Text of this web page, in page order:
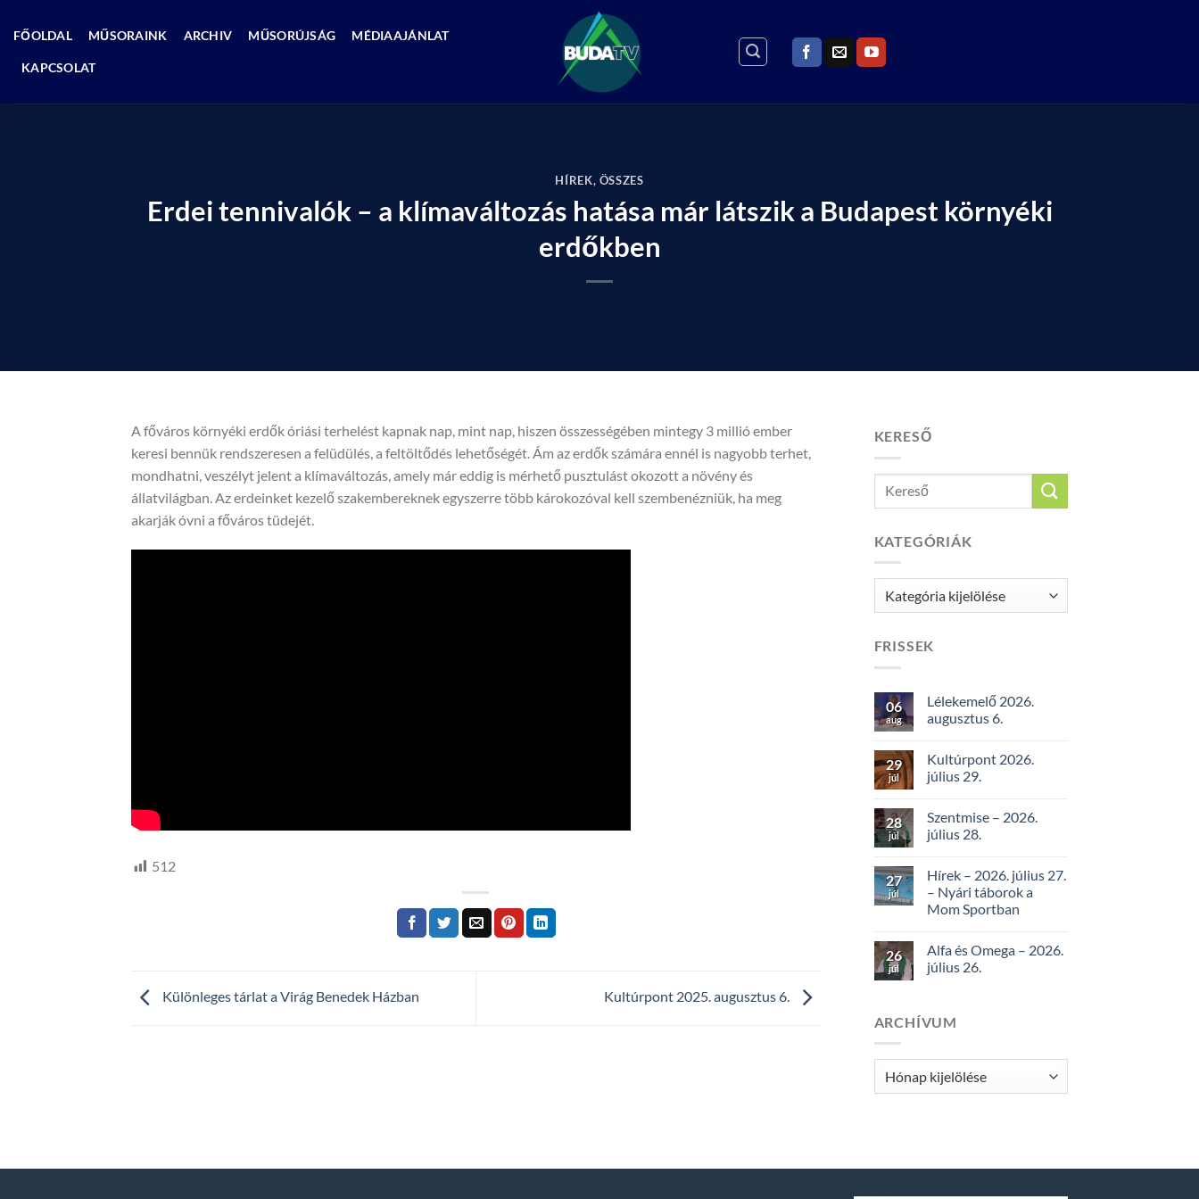
FŐOLDAL MŰSORAINK ARCHIV MŰSORÚJSÁG MÉDIAAJÁNLAT
KAPCSOLAT
HÍREK, ÖSSZES
Erdei tennivalók – a klímaváltozás hatása már látszik a Budapest környéki
erdőkben
A főváros környéki erdők óriási terhelést kapnak nap, mint nap, hiszen összességében mintegy 3 millió ember
keresi bennük rendszeresen a felüdülés, a feltöltődés lehetőségét. Ám az erdők számára ennél is nagyobb terhet,
mondhatni, veszélyt jelent a klímaváltozás, amely már eddig is mérhető pusztulást okozott a növény és
állatvilágban. Az erdeinket kezelő szakembereknek egyszerre több károkozóval kell szembenézniük, ha meg
akarják óvni a főváros tüdejét.
512
Különleges tárlat a Virág Benedek Házban Kultúrpont 2025. augusztus 6.
KERESŐ
KATEGÓRIÁK
Kategóriák
FRISSEK
06
aug
Lélekemelő 2026.
augusztus 6.
29
júl
Kultúrpont 2026.
július 29.
28
júl
Szentmise – 2026.
július 28.
27
júl
Hírek – 2026. július 27.
– Nyári táborok a
Mom Sportban
26
júl
Alfa és Omega – 2026.
július 26.
ARCHÍVUM
Archívum